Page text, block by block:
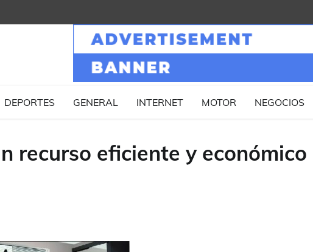
DEPORTES GENERAL INTERNET MOTOR NEGOCIOS
recurso eficiente y económico